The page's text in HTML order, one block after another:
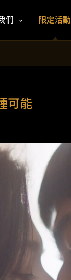
們 限定活動
可能